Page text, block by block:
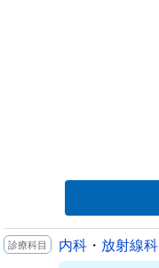
内科 ・ 放射線科